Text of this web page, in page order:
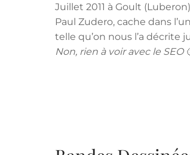
Juillet 2011 à Goult
Paul Zudero, cache dans
telle qu’on nous l’a décrite
Non, rien à voir avec le SEO